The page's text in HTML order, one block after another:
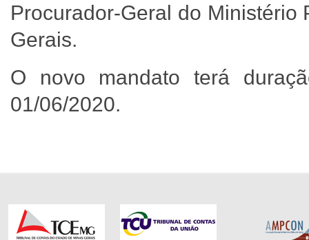
Procurador-Geral do
Gerais.
O novo mandato terá
01/06/2020.